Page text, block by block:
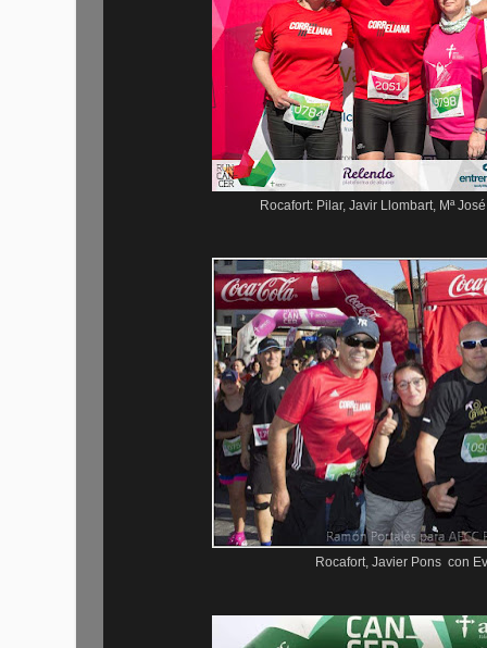
Rocafort: Pilar, Javir Llombart, Mª
Rocafort, Javier Pons con